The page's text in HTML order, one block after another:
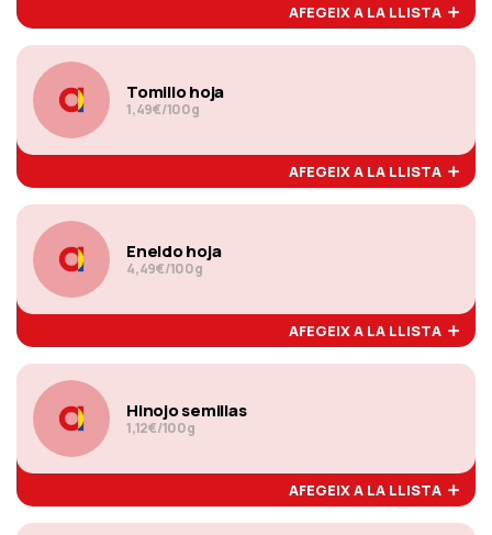
AFEGEIX A LA LLISTA
Tomillo hoja
1,49€/100g
AFEGEIX A LA LLISTA
Eneldo hoja
4,49€/100g
AFEGEIX A LA LLISTA
Hinojo semillas
1,12€/100g
AFEGEIX A LA LLISTA